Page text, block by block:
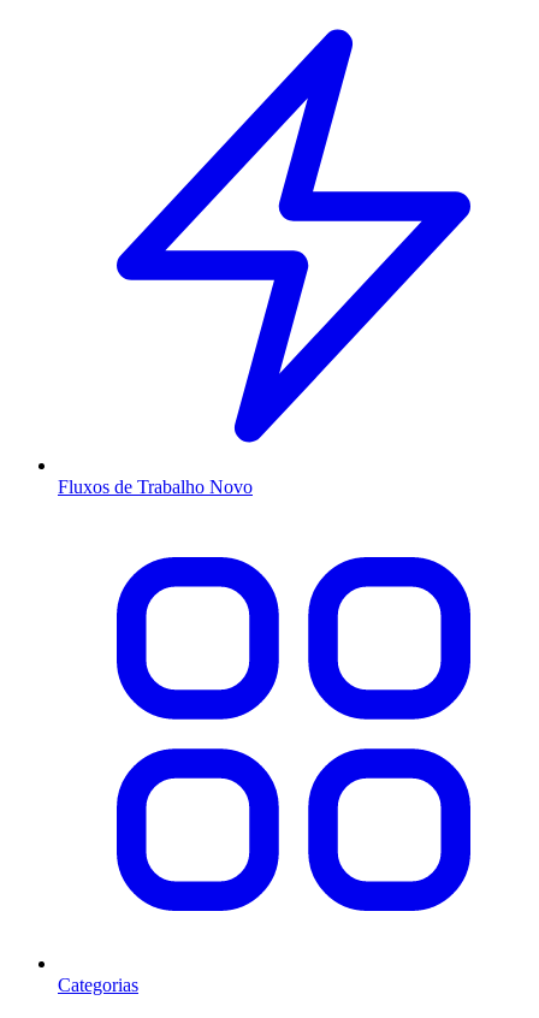
Fluxos de Trabalho Novo
Categorias